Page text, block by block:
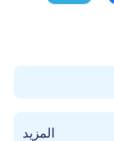
المزيد